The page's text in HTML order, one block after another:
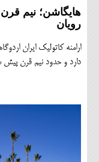
کلینیک
حقوقی
هایگاشن؛ نیم
رویان
ارامنه کاتولیک ایران
دارد و حدود نیم قرن